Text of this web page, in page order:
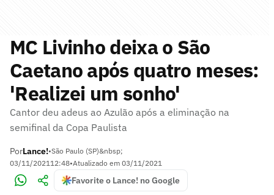
MC Livinho deixa o São
Caetano após quatro meses:
'Realizei um sonho'
Cantor deu adeus ao Azulão após a eliminação na
semifinal da Copa Paulista
PorLance!•São Paulo (SP)&nbsp;
03/11/202112:48•Atualizado em 03/11/2021
Favorite o Lance! no Google